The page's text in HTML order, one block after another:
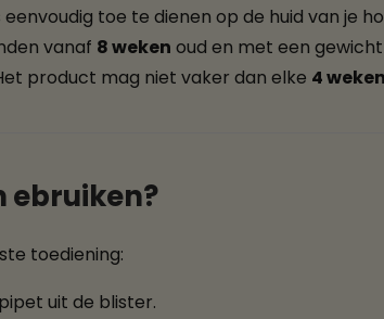
eenvoudig toe te dienen op de huid van je
vanaf 8 weken oud en met een
product mag niet vaker dan elke 4 weken
ebruiken?
toediening:
uit de blister.